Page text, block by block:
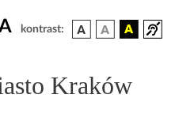
kontrast:
Kraków